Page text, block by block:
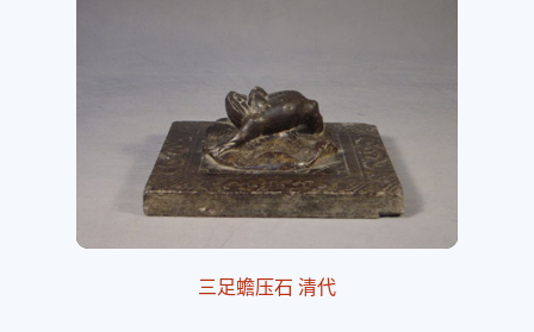
三足蟾压石 清代